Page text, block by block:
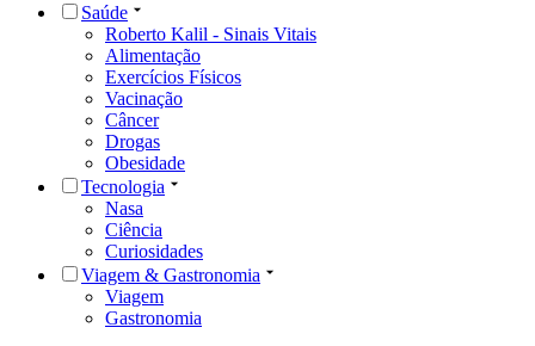
Saúde
Roberto Kalil - Sinais Vitais
Alimentação
Exercícios Físicos
Vacinação
Câncer
Drogas
Obesidade
Tecnologia
Nasa
Ciência
Curiosidades
Viagem & Gastronomia
Viagem
Gastronomia